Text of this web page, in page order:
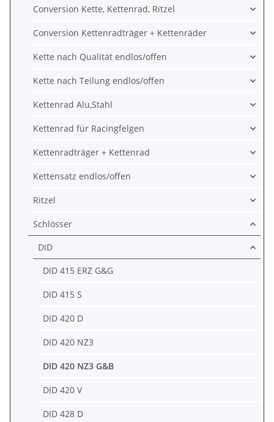
Conversion Kette, Kettenrad, Ritzel
Conversion Kettenradträger + Kettenräder
Kette nach Qualität endlos/offen
Kette nach Teilung endlos/offen
Kettenrad Alu,Stahl
Kettenrad für Racingfelgen
Kettenradträger + Kettenrad
Kettensatz endlos/offen
Ritzel
Schlösser
DID
DID 415 ERZ G&G
DID 415 S
DID 420 D
DID 420 NZ3
DID 420 NZ3 G&B
DID 420 V
DID 428 D